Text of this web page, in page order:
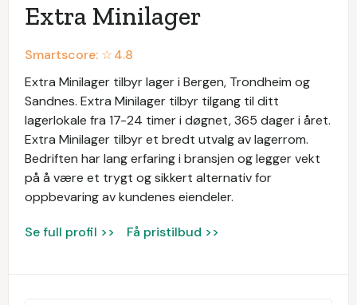
Extra Minilager
Smartscore: ☆4.8
Extra Minilager tilbyr lager i Bergen, Trondheim og
Sandnes. Extra Minilager tilbyr tilgang til ditt
lagerlokale fra 17-24 timer i døgnet, 365 dager i året.
Extra Minilager tilbyr et bredt utvalg av lagerrom.
Bedriften har lang erfaring i bransjen og legger vekt
på å være et trygt og sikkert alternativ for
oppbevaring av kundenes eiendeler.
Se full profil >> Få pristilbud >>